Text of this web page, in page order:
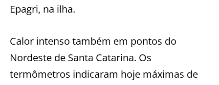
Epagri, na ilha.
Calor intenso também em pontos do
Nordeste de Santa Catarina. Os
termômetros indicaram hoje máximas de